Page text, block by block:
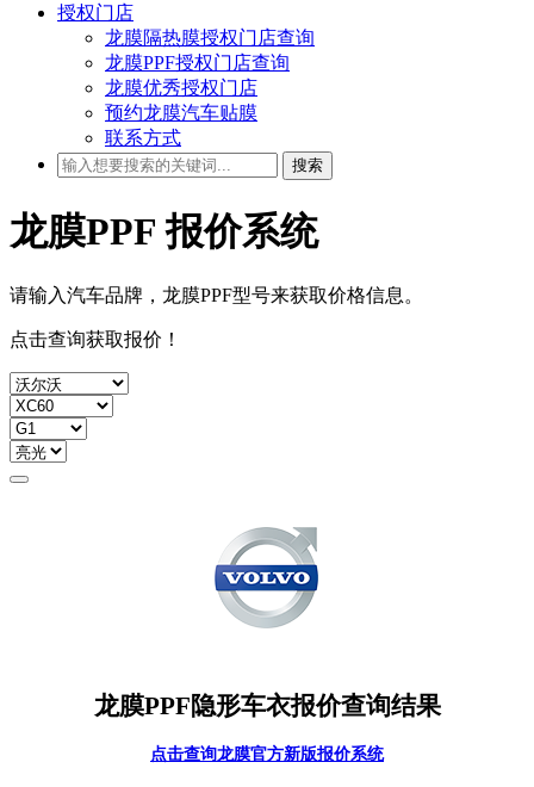
授权门店
龙膜隔热膜授权门店查询
龙膜PPF授权门店查询
龙膜优秀授权门店
预约龙膜汽车贴膜
联系方式
搜索
龙膜PPF报价系统
请输入汽车品牌，龙膜PPF型号来获取价格信息。
点击查询获取报价！
龙膜PPF隐形车衣报价查询结果
点击查询龙膜官方新版报价系统